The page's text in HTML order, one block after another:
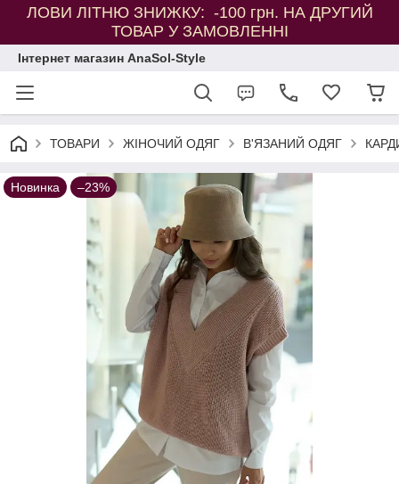
ЛОВИ ЛІТНЮ ЗНИЖКУ: -100 грн. НА ДРУГИЙ
ТОВАР У ЗАМОВЛЕННІ
Інтернет магазин AnaSol-Style
ТОВАРИ ЖІНОЧИЙ ОДЯГ В'ЯЗАНИЙ ОДЯГ
Новинка –23%